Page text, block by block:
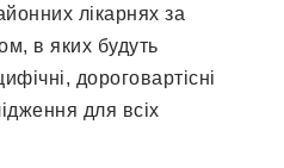
лікарнях за
в яких будуть
дороговартісні
для всіх